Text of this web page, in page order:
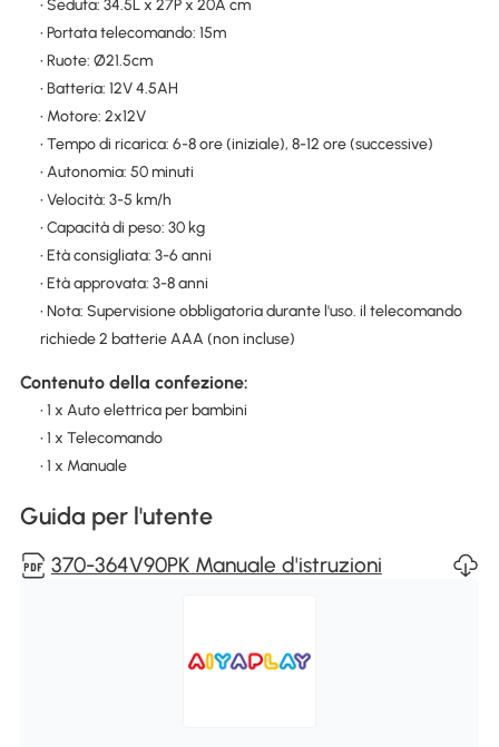
• Seduta: 34.5L x 27P x 20A cm
• Portata telecomando: 15m
• Ruote: Ø21.5cm
• Batteria: 12V 4.5AH
• Motore: 2x12V
• Tempo di ricarica: 6-8 ore (iniziale), 8-12 ore (successive)
• Autonomia: 50 minuti
• Velocità: 3-5 km/h
• Capacità di peso: 30 kg
• Età consigliata: 3-6 anni
• Età approvata: 3-8 anni
• Nota: Supervisione obbligatoria durante l'uso. il telecomando
richiede 2 batterie AAA (non incluse)
Contenuto della confezione:
• 1 x Auto elettrica per bambini
• 1 x Telecomando
• 1 x Manuale
Guida per l'utente
370-364V90PK Manuale d'istruzioni